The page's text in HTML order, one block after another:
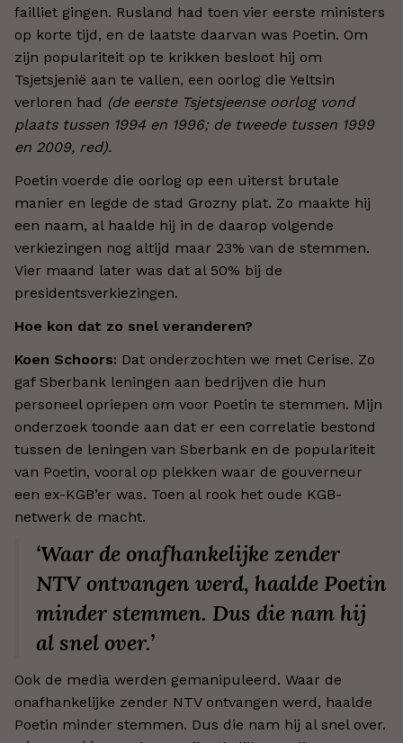
failliet gingen. Rusland had toen vier eerste ministers
op korte tijd, en de laatste daarvan was Poetin. Om
zijn populariteit op te krikken besloot hij om
Tsjetsjenië aan te vallen, een oorlog die Yeltsin
verloren had (de eerste Tsjetsjeense oorlog vond
plaats tussen 1994 en 1996; de tweede tussen 1999
en 2009, red).
Poetin voerde die oorlog op een uiterst brutale
manier en legde de stad Grozny plat. Zo maakte hij
een naam, al haalde hij in de daarop volgende
verkiezingen nog altijd maar 23% van de stemmen.
Vier maand later was dat al 50% bij de
presidentsverkiezingen.
Hoe kon dat zo snel veranderen?
Koen Schoors: Dat onderzochten we met Cerise. Zo
gaf Sberbank leningen aan bedrijven die hun
personeel opriepen om voor Poetin te stemmen. Mijn
onderzoek toonde aan dat er een correlatie bestond
tussen de leningen van Sberbank en de populariteit
van Poetin, vooral op plekken waar de gouverneur
een ex-KGB’er was. Toen al rook het oude KGB-
netwerk de macht.
‘Waar de onafhankelijke zender
NTV ontvangen werd, haalde Poetin
minder stemmen. Dus die nam hij
al snel over.’
Ook de media werden gemanipuleerd. Waar de
onafhankelijke zender NTV ontvangen werd, haalde
Poetin minder stemmen. Dus die nam hij al snel over.